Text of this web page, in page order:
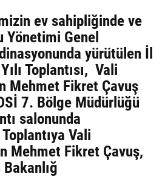
ev sahipliğinde ve
Yönetimi Genel
yürütülen İl
Toplantısı, Vali
Mehmet Fikret Çavuş
7. Bölge Müdürlüğü
salonunda
Vali
Mehmet Fikret Çavuş,